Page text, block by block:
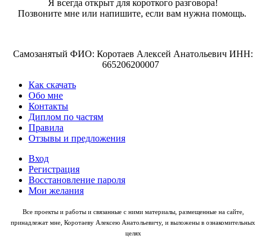
Я всегда открыт для короткого разговора!
Позвоните мне или напишите, если вам нужна помощь.
Самозанятый ФИО: Коротаев Алексей Анатольевич ИНН:
665206200007
Как скачать
Обо мне
Контакты
Диплом по частям
Правила
Отзывы и предложения
Вход
Регистрация
Восстановление пароля
Мои желания
Все проекты и работы и связанные с ними материалы, размещенные на сайте,
принадлежат мне, Коротаеву Алексею Анатольевичу, и выложены в ознакомительных
целях